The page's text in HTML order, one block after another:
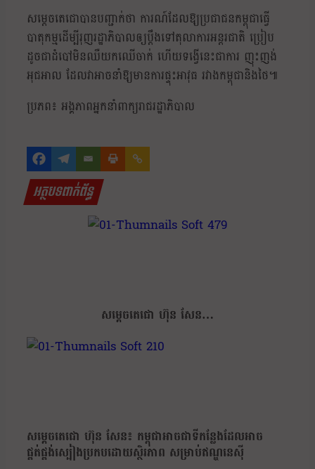
សម្ដេចតេជោបានបញ្ជាក់ថា ការណ៍ដែលឱ្យប្រជាជនកម្ពុជាធ្វើ
បាតុកម្មដើម្បីរុញរដ្ឋាភិបាលឲ្យប្ដឹងទៅតុលាការអន្តរជាតិ ប្រៀប
ដូចជាដំបៅមិនឈឺយកឈើចាក់ ហើយទង្វើនេះជាការ ញុះញង់
អុជអាល ដែលវាអាចនាំឱ្យមានការផ្ទុះអាវុធ រវាងកម្ពុជានិងថៃ៕
ប្រភព៖ អង្គភាពអ្នកនាំពាក្យរាជរដ្ឋាភិបាល
អត្ថបទពាក់ព័ន្ធ
សម្តេចតេជោ ហ៊ុន សែន…
សម្តេចតេជោ ហ៊ុន សែន៖ កម្ពុជាអាចជាទីកន្លែងដែលអាច
ផ្គត់ផ្គង់ស្បៀងប្រកបដោយស្ថិរភាព សម្រាប់ឥណ្ឌូនេស៊ី